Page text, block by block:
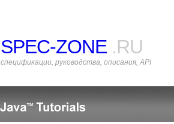
SPEC-ZONE .RU
спецификации, руководства, описания, API